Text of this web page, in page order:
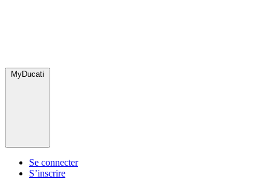
MyDucati
Se connecter
S’inscrire